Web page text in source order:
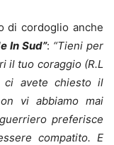
di cordoglio anche
In Sud”: “Tieni per
il tuo coraggio (R.L
ci avete chiesto il
vi abbiamo mai
preferisce
compatito. E